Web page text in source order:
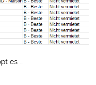
es …